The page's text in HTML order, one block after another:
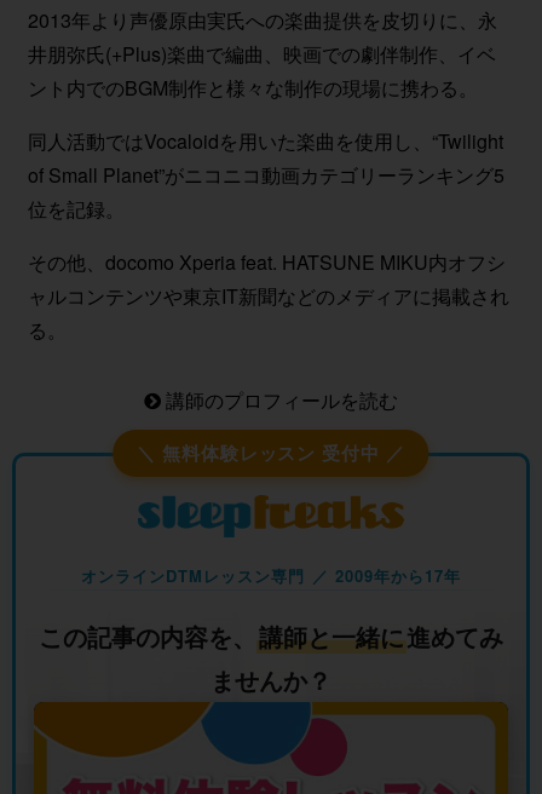
2013年より声優原由実氏への楽曲提供を皮切りに、永
井朋弥氏(+Plus)楽曲で編曲、映画での劇伴制作、イベ
ント内でのBGM制作と様々な制作の現場に携わる。
同人活動ではVocaloidを用いた楽曲を使用し、“Twilight
of Small Planet”がニコニコ動画カテゴリーランキング5
位を記録。
その他、docomo Xperia feat. HATSUNE MIKU内オフシ
ャルコンテンツや東京IT新聞などのメディアに掲載され
る。
講師のプロフィールを読む
＼ 無料体験レッスン 受付中 ／
オンラインDTMレッスン専門 ／ 2009年から17年
この記事の内容を、 講師と一緒に進めてみ
ませんか？